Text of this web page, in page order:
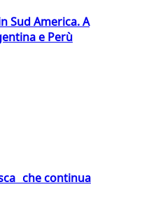
Sud America. A
e Perù
che continua